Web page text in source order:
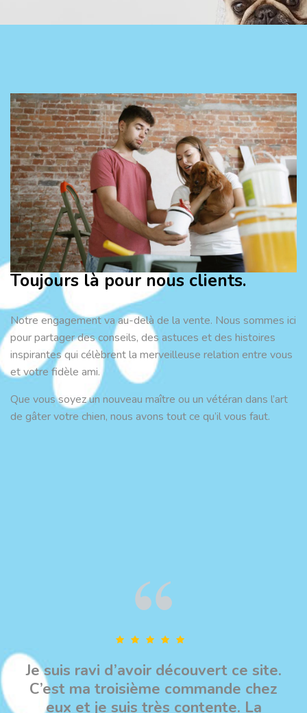
Toujours là pour nous clients.
Notre engagement va au-delà de la vente. Nous sommes ici
pour partager des conseils, des astuces et des histoires
inspirantes qui célèbrent la merveilleuse relation entre vous
et votre fidèle ami.
Que vous soyez un nouveau maître ou un vétéran dans l’art
de gâter votre chien, nous avons tout ce qu’il vous faut.
Je suis ravi d’avoir découvert ce site.
C’est ma troisième commande chez
eux et je suis très contente. La